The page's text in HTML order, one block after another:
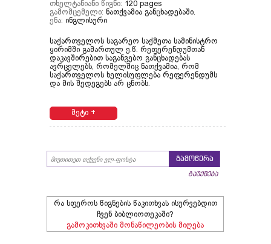
თხელტანიანი წიგნი: 120 pages
გამომცემელი: ნათქვამია განცხადებაში.
ენა: ინგლისური
საქართველოს საგარეო საქმეთა სამინისტრო
ყირიმში გამართულ ე.წ. რეფერენდუმთან
დაკავშირებით საგანგებო განცხადებას
ავრცელებს, რომელშიც ნათქვამია, რომ
საქართველოს ხელისუფლება რეფერენდუმს
და მის შედეგებს არ ცნობს.
მეტი +
რა სფეროს წიგნების წაკითხვას ისურვებდით
ჩვენ ბიბლიოთეკაში?
გამოკითხვაში მონაწილეობის მიღება
გამოწერა
გაუქმება